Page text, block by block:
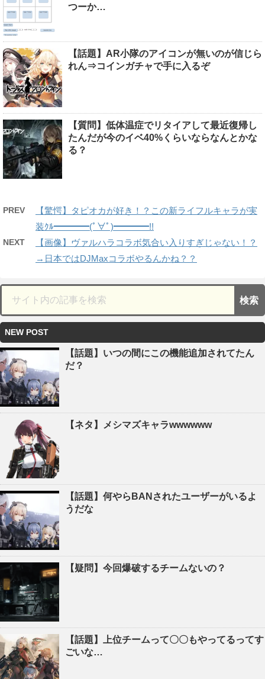
つーか…
【話題】AR小隊のアイコンが無いのが信じら
れん⇒コインガチャで手に入るぞ
【質問】低体温症でリタイアして最近復帰し
たんだが今のイベ40%くらいならなんとかな
る？
PREV
【驚愕】タピオカが好き！？この新ライフルキャラが実
装ｸﾙ━━━━(ﾟ∀ﾟ)━━━━!!
NEXT
【画像】ヴァルハラコラボ気合い入りすぎじゃない！？
→日本ではDJMaxコラボやるんかね？？
NEW POST
【話題】いつの間にこの機能追加されてたん
だ？
【ネタ】メシマズキャラwwwwww
【話題】何やらBANされたユーザーがいるよ
うだな
【疑問】今回爆破するチームないの？
【話題】上位チームって〇〇もやってるってす
ごいな…